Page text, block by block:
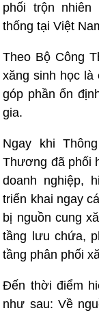
phối trộn
thống tại Việt
Theo Bộ Công
xăng sinh học là
góp phần ổn
gia.
Ngay khi
Thương đã phối
doanh nghiệp,
triển khai ngay
bị nguồn cung
tầng lưu chứa,
tầng phân phối
Đến thời điểm
như sau: Về